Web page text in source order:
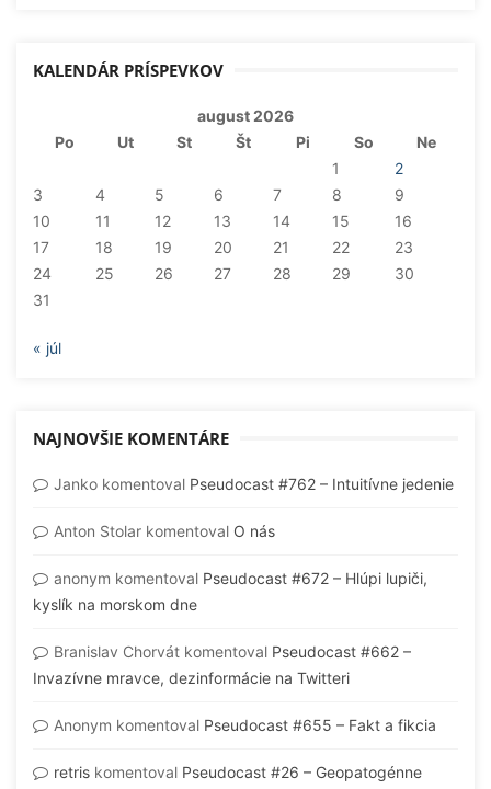
KALENDÁR PRÍSPEVKOV
august 2026
Po
Ut St Št Pi So
Ne
1
2
3
4 5 6 7 8
9
10
11 12 13 14 15
16
17
18 19 20 21 22
23
24
25 26 27 28 29
30
31
« júl
NAJNOVŠIE KOMENTÁRE
Janko komentoval Pseudocast #762 – Intuitívne jedenie
Anton Stolar komentoval O nás
anonym komentoval Pseudocast #672 – Hlúpi lupiči,
kyslík na morskom dne
Branislav Chorvát komentoval Pseudocast #662 –
Invazívne mravce, dezinformácie na Twitteri
Anonym komentoval Pseudocast #655 – Fakt a fikcia
retris komentoval Pseudocast #26 – Geopatogénne